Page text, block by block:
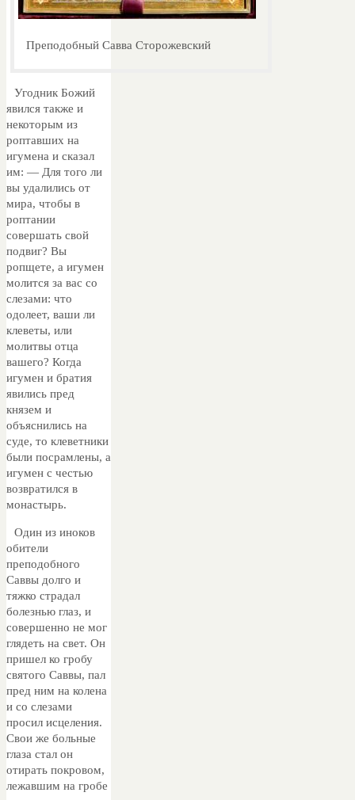
Преподобный Савва Сторожевский
Угодник Божий
явился также и
некоторым из
роптавших на
игумена и сказал
им: — Для того ли
вы удалились от
мира, чтобы в
роптании
совершать свой
подвиг? Вы
ропщете, а игумен
молится за вас со
слезами: что
одолеет, ваши ли
клеветы, или
молитвы отца
вашего? Когда
игумен и братия
явились пред
князем и
объяснились на
суде, то клеветники
были посрамлены, а
игумен с честью
возвратился в
монастырь.
Один из иноков
обители
преподобного
Саввы долго и
тяжко страдал
болезнью глаз, и
совершенно не мог
глядеть на свет. Он
пришел ко гробу
святого Саввы, пал
пред ним на колена
и со слезами
просил исцеления.
Свои же больные
глаза стал он
отирать покровом,
лежавшим на гробе